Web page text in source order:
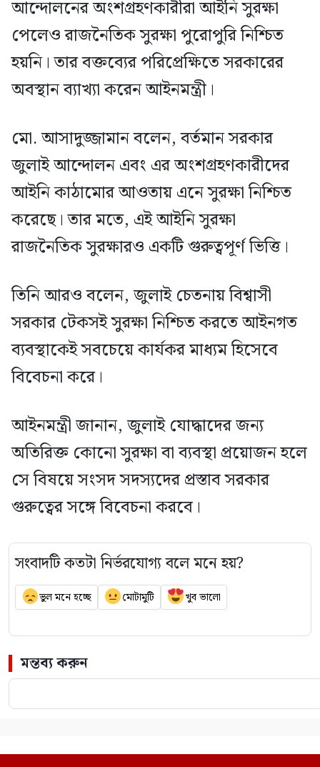
আন্দোলনের অংশগ্রহণকারীরা আইনি সুরক্ষা
পেলেও রাজনৈতিক সুরক্ষা পুরোপুরি নিশ্চিত
হয়নি। তার বক্তব্যের পরিপ্রেক্ষিতে সরকারের
অবস্থান ব্যাখ্যা করেন আইনমন্ত্রী।
মো. আসাদুজ্জামান বলেন, বর্তমান সরকার
জুলাই আন্দোলন এবং এর অংশগ্রহণকারীদের
আইনি কাঠামোর আওতায় এনে সুরক্ষা নিশ্চিত
করেছে। তার মতে, এই আইনি সুরক্ষা
রাজনৈতিক সুরক্ষারও একটি গুরুত্বপূর্ণ ভিত্তি।
তিনি আরও বলেন, জুলাই চেতনায় বিশ্বাসী
সরকার টেকসই সুরক্ষা নিশ্চিত করতে আইনগত
ব্যবস্থাকেই সবচেয়ে কার্যকর মাধ্যম হিসেবে
বিবেচনা করে।
আইনমন্ত্রী জানান, জুলাই যোদ্ধাদের জন্য
অতিরিক্ত কোনো সুরক্ষা বা ব্যবস্থা প্রয়োজন হলে
সে বিষয়ে সংসদ সদস্যদের প্রস্তাব সরকার
গুরুত্বের সঙ্গে বিবেচনা করবে।
সংবাদটি কতটা নির্ভরযোগ্য বলে মনে হয়?
ভুল মনে হচ্ছে মোটামুটি খুব ভালো
মন্তব্য করুন